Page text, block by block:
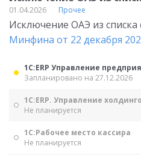
01.04.2026 Прочее
Исключение ОАЭ из
Минфина от 22 декабря
1С:ERP Управление
Запланировано на 27.12.2026
1С:ERP. Управление
Не планируется
1С:Рабочее место кассира
Не планируется